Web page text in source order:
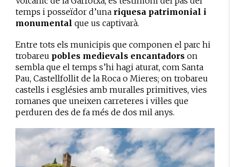
temps i posseïdor d’una riquesa patrimonial i
monumental que us captivarà.
Entre tots els municipis que componen el parc hi
trobareu pobles medievals encantadors on
sembla que el temps s’hi hagi aturat, com Santa
Pau, Castellfollit de la Roca o Mieres; on trobareu
castells i esglésies amb muralles primitives, vies
romanes que uneixen carreteres i vil·les que
perduren des de fa més de dos mil anys.